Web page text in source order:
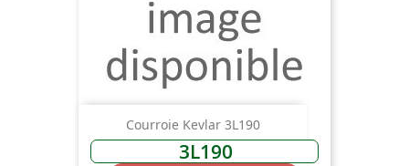
Courroie Kevlar 3L190
3L190